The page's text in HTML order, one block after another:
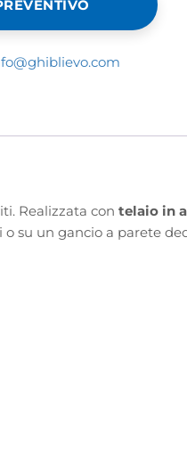
Realizzata con telaio in
su un gancio a parete